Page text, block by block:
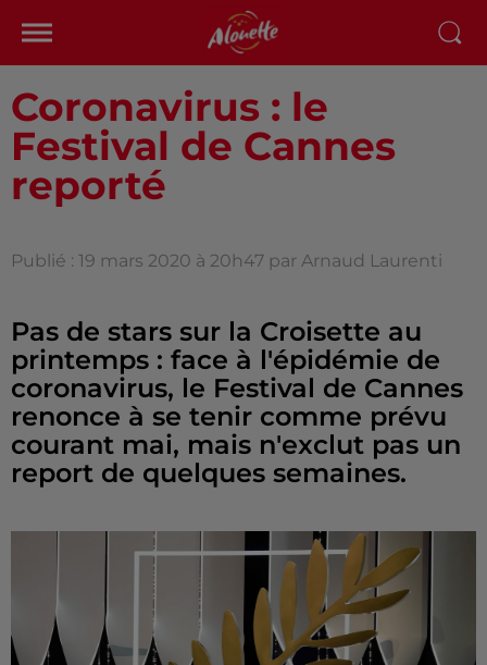
Coronavirus : le
Festival de Cannes
reporté
Publié : 19 mars 2020 à 20h47 par Arnaud Laurenti
Pas de stars sur la Croisette au
printemps : face à l'épidémie de
coronavirus, le Festival de Cannes
renonce à se tenir comme prévu
courant mai, mais n'exclut pas un
report de quelques semaines.